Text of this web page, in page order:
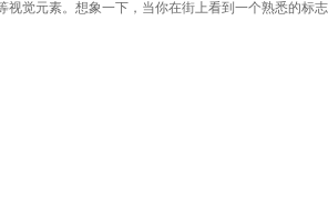
觉元素。想象一下，当你在街上看到一个熟悉的